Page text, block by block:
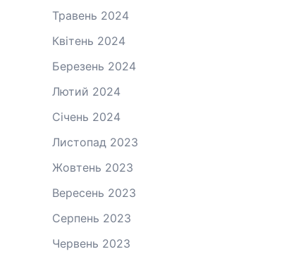
Травень 2024
Квітень 2024
Березень 2024
Лютий 2024
Січень 2024
Листопад 2023
Жовтень 2023
Вересень 2023
Серпень 2023
Червень 2023